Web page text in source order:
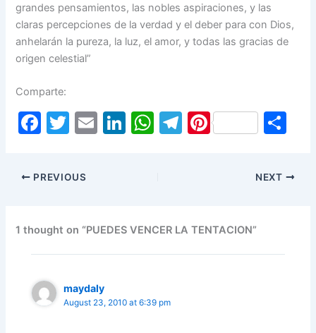
grandes pensamientos, las nobles aspiraciones, y las
claras percepciones de la verdad y el deber para con Dios,
anhelarán la pureza, la luz, el amor, y todas las gracias de
origen celestial”
Comparte:
F
c
o
o
k
T
itt
er
E
Li
n
W
p
p
T
m
Pi
ar
PREVIOUS NEXT
1 thought on “PUEDES VENCER LA TENTACION”
maydaly
August 23, 2010 at 6:39 pm